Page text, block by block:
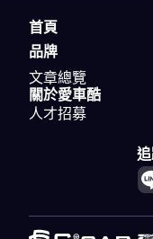
首頁
品牌
文章總覽
關於愛車酷
人才招募